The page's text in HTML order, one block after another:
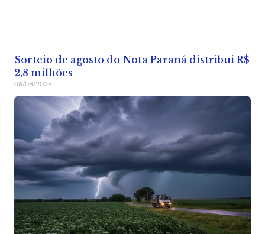
Sorteio de agosto do Nota Paraná distribui R$
2,8 milhões
06/08/2026